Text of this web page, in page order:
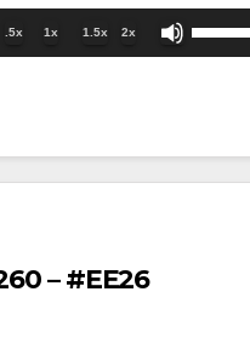
.5x 1x 1.5x 2x
Utiliza
las
– #EE26